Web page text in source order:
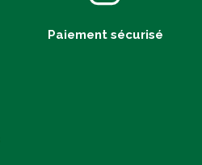
Paiement sécurisé